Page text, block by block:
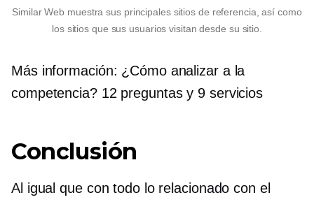
Similar Web muestra sus principales sitios de referencia, así como
los sitios que sus usuarios visitan desde su sitio.
Más información: ¿Cómo analizar a la
competencia? 12 preguntas y 9 servicios
Conclusión
Al igual que con todo lo relacionado con el